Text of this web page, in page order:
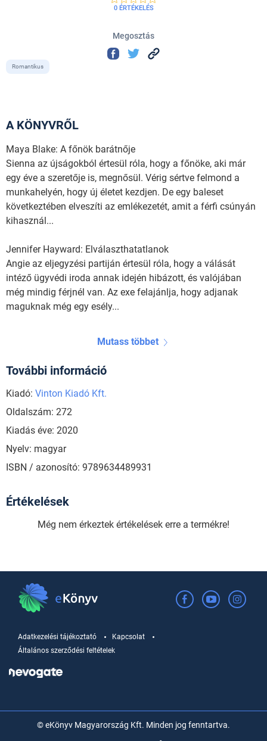
0 ÉRTÉKELÉS
Megosztás
Romantikus
A KÖNYVRŐL
Maya Blake: A főnök barátnője
Sienna az újságokból értesül róla, hogy a főnöke, aki már
egy éve a szeretője is, megnősül. Vérig sértve felmond a
munkahelyén, hogy új életet kezdjen. De egy baleset
következtében elveszíti az emlékezetét, amit a férfi csúnyán
kihasznál...
Jennifer Hayward: Elválaszthatatlanok
Angie az eljegyzési partiján értesül róla, hogy a válását
intéző ügyvédi iroda annak idején hibázott, és valójában
még mindig férjnél van. Az exe felajánlja, hogy adjanak
maguknak még egy esély...
Mutass többet
További információ
Kiadó: Vinton Kiadó Kft.
Oldalszám: 272
Kiadás éve: 2020
Nyelv: magyar
ISBN / azonosító: 9789634489931
Értékelések
Még nem érkeztek értékelések erre a termékre!
Adatkezelési tájékoztató
Kapcsolat
Általános szerződési feltételek
© eKönyv Magyarország Kft. Minden jog fenntartva.